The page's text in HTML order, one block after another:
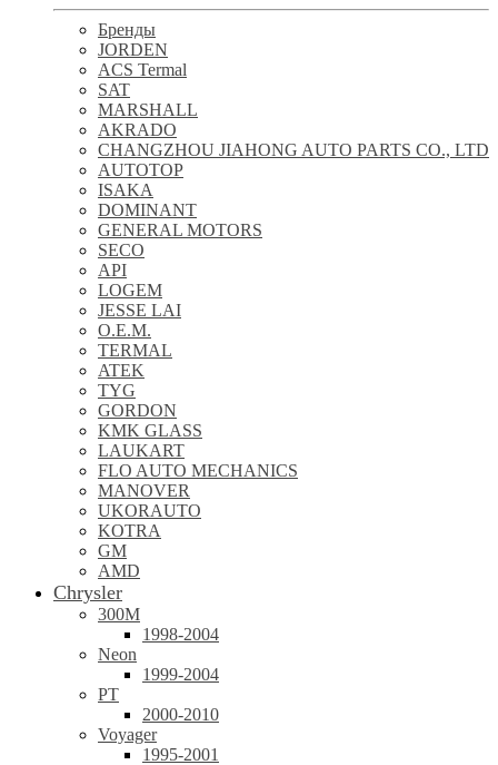
Бренды
JORDEN
ACS Termal
SAT
MARSHALL
AKRADO
CHANGZHOU JIAHONG AUTO PARTS CO., LTD
AUTOTOP
ISAKA
DOMINANT
GENERAL MOTORS
SECO
API
LOGEM
JESSE LAI
O.E.M.
TERMAL
ATEK
TYG
GORDON
KMK GLASS
LAUKART
FLO AUTO MECHANICS
MANOVER
UKORAUTO
KOTRA
GM
AMD
Chrysler
300M
1998-2004
Neon
1999-2004
PT
2000-2010
Voyager
1995-2001